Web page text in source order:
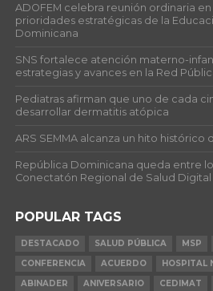
ADOFEM celebra reunión ordinaria en
prioridades estratégicas de la
Dominicana
SNS fortalece atención materno-
estrategias y avances en la Red
Pediatras afirman que uno de cada
desarrollar dermatitis atópica
ARS SEMMA alcanza un hito histórico
República Dominicana queda entre
Conectatón Regional de Salud
POPULAR TAGS
DESTACADO SALUD PÚBLICA MSP
CONFERENCIA
ACUERDO HOSPITAL
ABINADER
ANIVERSARIO CEDIMAT